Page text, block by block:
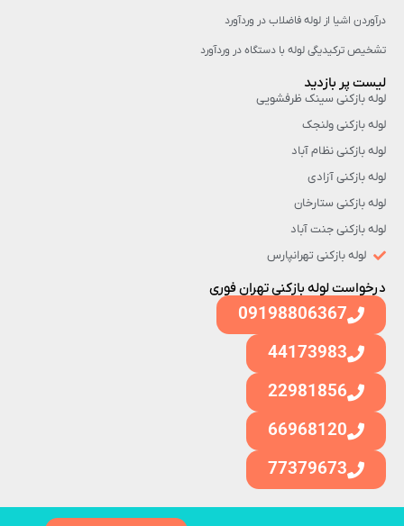
درآوردن اشیا از لوله فاضلاب در وردآورد
تشخیص ترکیدیگی لوله با دستگاه در وردآورد
لیست پر بازدید
لوله بازکنی سینک ظرفشویی
لوله بازکنی ولنجک
لوله بازکنی نظام آباد
لوله بازکنی آزادی
لوله بازکنی ستارخان
لوله بازکنی جنت آباد
لوله بازکنی تهرانپارس
درخواست لوله بازکنی تهران فوری
09198806367
44173983
22981856
66968120
77379673